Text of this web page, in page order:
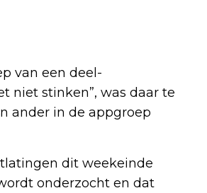
van een deel-
niet stinken”, was daar te
ander in de appgroep
dit weekeinde
onderzocht en dat